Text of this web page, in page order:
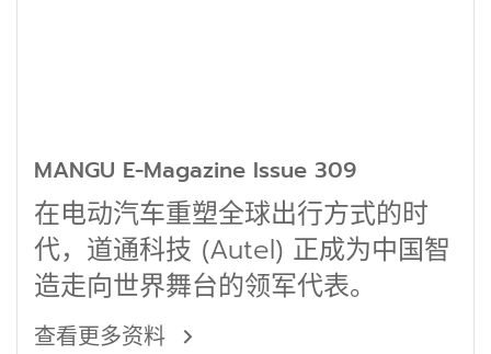
MANGU E-Magazine Issue 309
在电动汽车重塑全球出行方式的时
代，道通科技 (Autel) 正成为中国智
造走向世界舞台的领军代表。
查看更多资料